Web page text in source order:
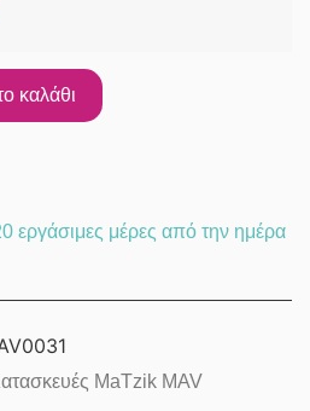
καλάθι
μέρες από την ημέρα
MaTzik MAV